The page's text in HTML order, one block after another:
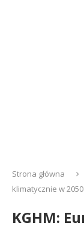
Strona główna
klimatycznie w
KGHM: